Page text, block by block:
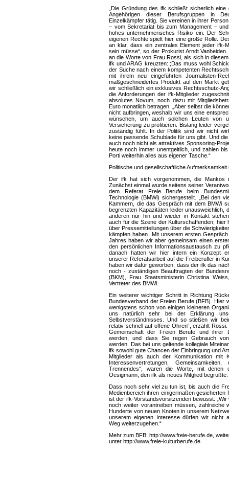
„Die Gründung des ifk schließt sicherlich
Angehörigen dieser Berufsgruppen in
Einzelkämpfer tätig. Sie vereinen in ihrer
– vom Sekretariat bis zum Management –
hohes unternehmerisches Risiko ein. Der
eigenen Rechte spielt hier eine große Rolle.
an klar, dass ein zentrales Element jeder ifk-
sein müsse“, so der Prokurist Arndt
an die Worte von Frau Rossi, als sich in
ifk und ARAG kreuzten: ;Das muss wohl
der Suche nach einem kompetenten
mit ihrem neu eingeführten Journalisten-
maßgeschneidertes Produkt auf den Markt
wir schließlich ein exklusives Rechtsschutz-
die Anforderungen der ifk-Mitglieder
absolutes Novum, noch dazu mit
Euro monatlich betragen. „Aber selbst die
nicht aufbringen, weshalb wir uns eine
wünschen, um auch solchen Leuten von
Versicherung zu profitieren. Bislang leider
zuständig fühlt. In der Politik sind wir nicht
keine passende Schublade für uns gibt. Und
auch noch nicht als attraktives Sponsoring-
heute noch immer unentgeltlich, und zahlen
Porti weiterhin alles aus eigener Tasche.“
Politische und gesellschaftliche Aufmerksamkeit
Der ifk hat sich vorgenommen, die Mankos
Zunächst einmal wurde seitens seiner
dem Referat Freie Berufe beim
Technologie (BMWi) sichergestellt. „Bei den
Kammern, die das Gespräch mit dem BMWi
begrenzten Kapazitäten leider unausweichlich,
anderen nur hin und wieder in Kontakt
auch für die Szene der Kulturschaffenden; hier
über Pressemitteilungen über die
kämpfen haben. Mit unserem ersten
Jahres haben wir aber gemeinsam einen
den persönlichen Informationsaustausch zu
danach hatten wir hier intern ein Konzept
unserer Referatsarbeit auf die Freiberufler in
haben wir dafür geworben, dass der ifk das
noch - zuständigen Beauftragten der
(BKM), Frau Staatsministerin Christina
Vertreter des BMWi.
Ein weiterer wichtiger Schritt in Richtung
Bundesverband der Freien Berufe (BFB). Hier
wenigstens schon von einigen kleineren
uns natürlich sehr bei der Erklärung
Selbstverständnisses. Und so stießen wir
relativ schnell auf offene Ohren“, erzählt
Gemeinschaft der Freien Berufe und ihrer
werden, und dass Sie regen Gebrauch
werden. Das bei uns geltende kollegiale
ifk sowohl gute Chancen der Einbringung und
Mitglieder als auch der Kommunikation mit
Interessenvertretungen,
Trennendes“, waren die Worte, mit denen
Oesigmann, den ifk als neues Mitglied begrüßte.
Dass noch sehr viel zu tun ist, bis auch die
Medienbereich ihren einigermaßen gesicherten
ist der ifk-Vorstandsvorsitzenden bewusst.
noch weiter vorantreiben müssen, zahlreiche
Hunderte von neuen Knoten in unserem
unserem eigenen Interesse dürfen wir nicht
Weg weiterzugehen.“
Mehr zum BFB: http://www.freie-berufe.de,
unter http://www.freie-kulturberufe.de.